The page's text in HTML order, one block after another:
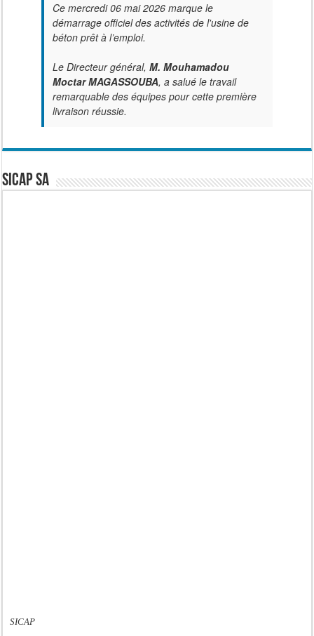
Ce mercredi 06 mai 2026 marque le
démarrage officiel des activités de l'usine de
béton prêt à l’emploi.
Le Directeur général, M. Mouhamadou
Moctar MAGASSOUBA, a salué le travail
remarquable des équipes pour cette première
livraison réussie.
SICAP SA
SICAP